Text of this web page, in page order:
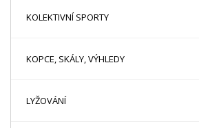
KOLEKTIVNÍ SPORTY
KOPCE, SKÁLY, VÝHLEDY
LYŽOVÁNÍ